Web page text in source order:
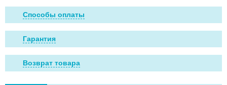
Способы оплаты
Гарантия
Возврат товара